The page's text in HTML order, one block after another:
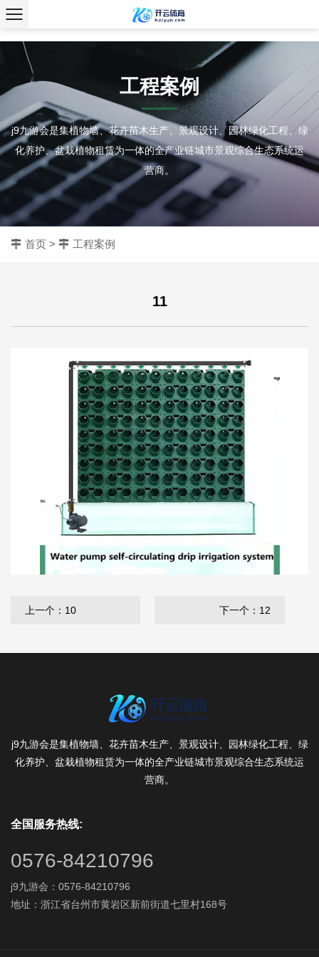
、
工程案例
j9九游会是集植物墙、花卉苗木生产、景观设计、园林绿化工程、绿
化养护、盆栽植物租赁为一体的全产业链城市景观综合生态系统运
营商。
首页 > 工程案例
11
上一个：10 下一个：12
j9九游会是集植物墙、花卉苗木生产、景观设计、园林绿化工程、绿
化养护、盆栽植物租赁为一体的全产业链城市景观综合生态系统运
营商。
全国服务热线:
0576-84210796
j9九游会：0576-84210796
地址：浙江省台州市黄岩区新前街道七里村168号